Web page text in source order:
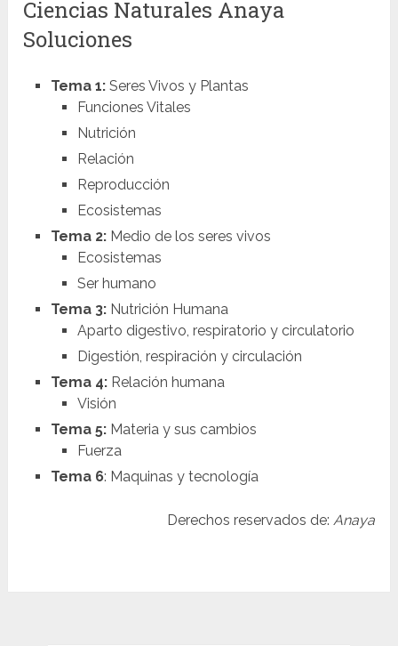
Ciencias Naturales Anaya
Soluciones
Tema 1: Seres Vivos y Plantas
Funciones Vitales
Nutrición
Relación
Reproducción
Ecosistemas
Tema 2:Medio de los seres vivos
Ecosistemas
Ser humano
Tema 3:Nutrición Humana
Aparto digestivo, respiratorio y circulatorio
Digestión, respiración y circulación
Tema 4:Relación humana
Visión
Tema 5: Materia y sus cambios
Fuerza
Tema 6: Maquinas y tecnología
Derechos reservados de: Anaya